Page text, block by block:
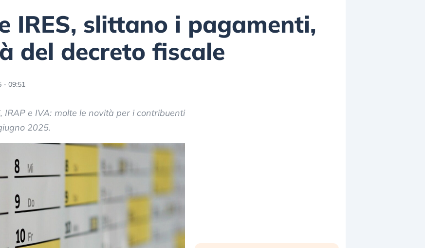
IRES, slittano i pagamenti,
del decreto fiscale
- 09:51
IRAP e IVA: molte le novità per i contribuenti
2025.